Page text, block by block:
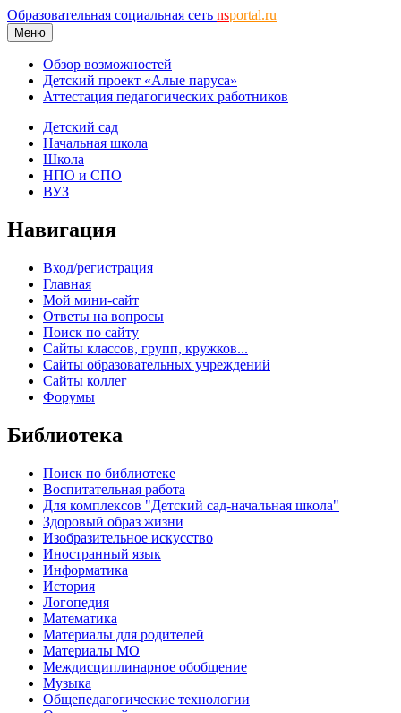
Образовательная социальная сеть nsportal.ru
Меню
Обзор возможностей
Детский проект «Алые паруса»
Аттестация педагогических работников
Детский сад
Начальная школа
Школа
НПО и СПО
ВУЗ
Навигация
Вход/регистрация
Главная
Мой мини-сайт
Ответы на вопросы
Поиск по сайту
Сайты классов, групп, кружков...
Сайты образовательных учреждений
Сайты коллег
Форумы
Библиотека
Поиск по библиотеке
Воспитательная работа
Для комплексов "Детский сад-начальная школа"
Здоровый образ жизни
Изобразительное искусство
Иностранный язык
Информатика
История
Логопедия
Математика
Материалы для родителей
Материалы МО
Междисциплинарное обобщение
Музыка
Общепедагогические технологии